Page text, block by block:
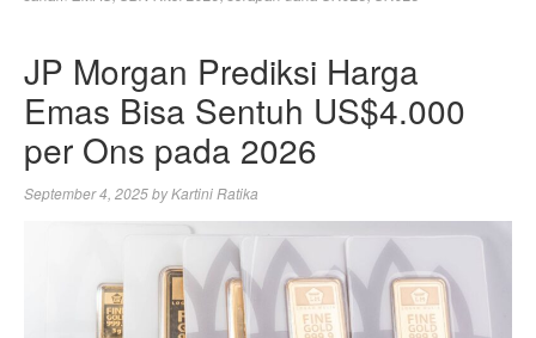
JP Morgan Prediksi Harga
Emas Bisa Sentuh US$4.000
per Ons pada 2026
September 4, 2025byKartini Ratika